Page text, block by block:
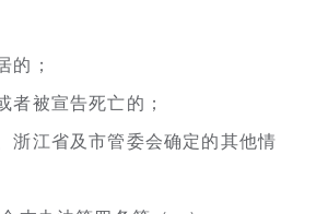
的；
者被宣告死亡的；
浙江省及市管委会确定的其他情